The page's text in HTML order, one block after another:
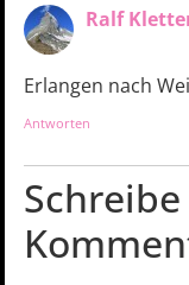
Ralf
Erlangen nach
Antworten